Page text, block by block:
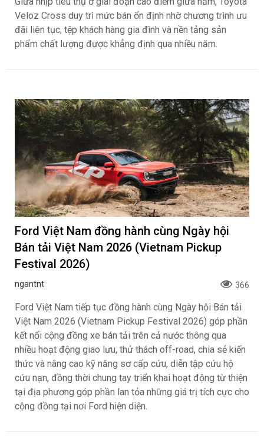
Veloz Cross duy trì mức bán ổn định nhờ chương trình ưu
đãi liên tục, tệp khách hàng gia đình và nền tảng sản
phẩm chất lượng được khẳng định qua nhiều năm.
Ford Việt Nam đồng hành cùng Ngày hội
Bán tải Việt Nam 2026 (Vietnam Pickup
Festival 2026)
ngantnt 366
Ford Việt Nam tiếp tục đồng hành cùng Ngày hội Bán tải
Việt Nam 2026 (Vietnam Pickup Festival 2026) góp phần
kết nối cộng đồng xe bán tải trên cả nước thông qua
nhiều hoạt động giao lưu, thử thách off-road, chia sẻ kiến
thức và nâng cao kỹ năng sơ cấp cứu, diễn tập cứu hộ
cứu nạn, đồng thời chung tay triển khai hoạt động từ thiện
tại địa phương góp phần lan tỏa những giá trị tích cực cho
cộng đồng tại nơi Ford hiện diện.